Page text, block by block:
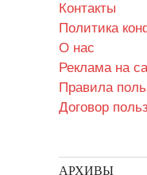
Контакты
Политика
О нас
Реклама на
Правила
Договор
АРХИВЫ